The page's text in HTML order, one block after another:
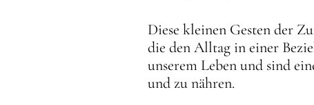
Diese kleinen Gesten der
die den Alltag in einer
unserem Leben und sind
und zu nähren.